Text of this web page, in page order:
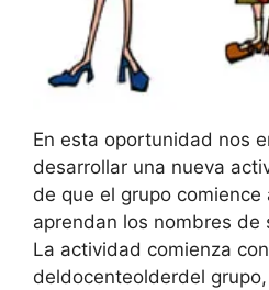
En esta oportunidad nos
desarrollar una nueva
de que el grupo comience
aprendan los nombres de
La actividad comienza
deldocenteolderdel